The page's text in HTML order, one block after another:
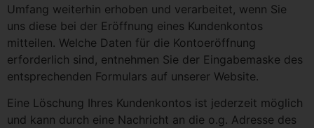
Umfang weiterhin erhoben und verarbeitet, wenn Sie
uns diese bei der Eröffnung eines Kundenkontos
mitteilen. Welche Daten für die Kontoeröffnung
erforderlich sind, entnehmen Sie der Eingabemaske des
entsprechenden Formulars auf unserer Website.
Eine Löschung Ihres Kundenkontos ist jederzeit möglich
und kann durch eine Nachricht an die o.g. Adresse des